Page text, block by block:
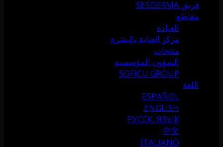
فريق SESDERMA
مقاطع
العيادة
مركز العناية بالبشرة
منتجات
الشؤون المؤسسية
SOFICU GROUP
اللغة
ESPAÑOL
ENGLISH
РУССК. ЯЗЫК
中文
ITALIANO